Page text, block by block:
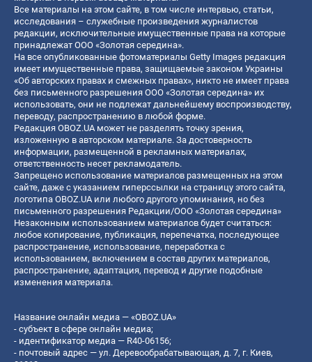
Все материалы на этом сайте, в том числе интервью, статьи,
исследования – служебные произведения журналистов
редакции, исключительные имущественные права на которые
принадлежат ООО «Золотая середина».
На все опубликованные фотоматериалы Getty Images редакция
имеет имущественные права, защищаемые законом Украины
«Об авторских правах и смежных правах», никто не имеет права
без письменного разрешения ООО «Золотая середина» их
использовать, они не подлежат дальнейшему воспроизводству,
переводу, распространению в любой форме.
Редакция OBOZ.UA может не разделять точку зрения,
изложенную в авторском материале. За достоверность
информации, размещенной в рекламных материалах,
ответственность несет рекламодатель.
Запрещено использование материалов размещенных на этом
сайте, даже с указанием гиперссылки на страницу этого сайта,
логотипа OBOZ.UA или любого другого упоминания, но без
письменного разрешения Редакции/ООО «Золотая середина»
Незаконным использованием материалов будет считаться:
любое копирование, публикация, перепечатка, последующее
распространение, использование, переработка с
использованием, включением в состав других материалов,
распространение, адаптация, перевод и другие подобные
изменения материала.
Название онлайн медиа — «OBOZ.UA»
- субъект в сфере онлайн медиа;
- идентификатор медиа — R40-06156;
- почтовый адрес — ул. Деревообрабатывающая, д. 7, г. Киев,